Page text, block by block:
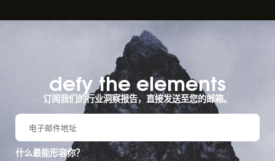
defy the elements​
订阅我们的行业洞察报告，直接发送至您的邮箱。
什么最能形容你？